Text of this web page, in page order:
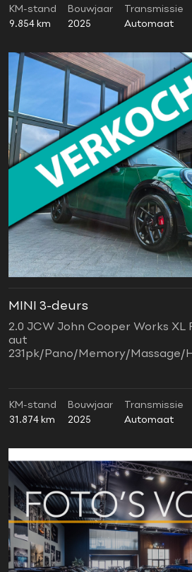
KM-stand
9.854 km
Bouwjaar
2025
Transmissie
Automaat
MINI 3-deurs
2.0 JCW John Cooper Works XL
aut
231pk/Pano/Memory/Massage/
KM-stand
31.874 km
Bouwjaar
2025
Transmissie
Automaat